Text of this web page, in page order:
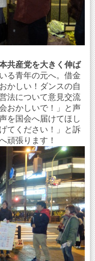
共産党を大きく伸ば
る青年の元へ。借金
かしい！ダンスの自
法について意見交流
おかしいで！」と声
を国会へ届けてほし
てください！」と訴
頑張ります！